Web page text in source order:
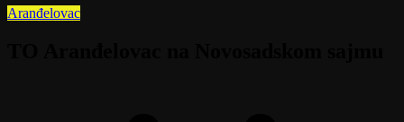
Aranđelovac